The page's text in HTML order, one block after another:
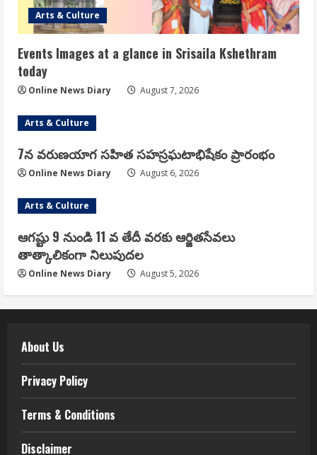
Arts & Culture
Events Images at a glance in Srisaila Kshethram
today
Online News Diary August 7, 2026
Arts & Culture
7న వరుణయాగ సహిత సహస్రఘటాభిషేకం ప్రారంభం
Online News Diary August 6, 2026
Arts & Culture
ఆగష్టు 9 నుండి 11 వ తేదీ వరకు ఆర్జితసేవలు
తాత్కాలికంగా నిలుపుదల
Online News Diary August 5, 2026
About Us
Privacy Policy
Terms & Conditions
Disclaimer